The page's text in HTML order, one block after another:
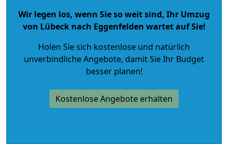
Wir legen los, wenn Sie so weit sind, Ihr Umzug
von Lübeck nach Eggenfelden wartet auf Sie!
Holen Sie sich kostenlose und natürlich
unverbindliche Angebote, damit Sie Ihr Budget
besser planen!
Kostenlose Angebote erhalten